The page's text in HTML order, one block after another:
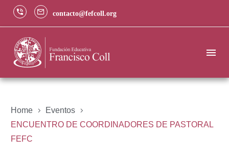
contacto@fefcoll.org
Home
Eventos
ENCUENTRO DE COORDINADORES DE PASTORAL
FEFC